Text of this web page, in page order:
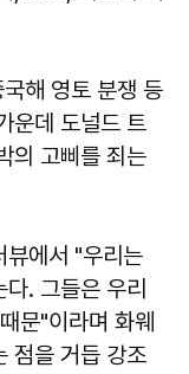
해 영토 분쟁 등
운데 도널드 트
의 고삐를 죄는
뷰에서 "우리는
. 그들은 우리
문"이라며 화웨
점을 거듭 강조